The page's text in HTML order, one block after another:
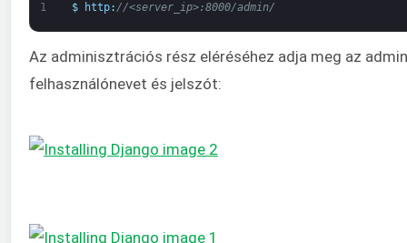
1 $ http: //<server_ip>:8000/admin/
Az adminisztrációs rész eléréséhez adja meg az admin
felhasználónevet és jelszót: